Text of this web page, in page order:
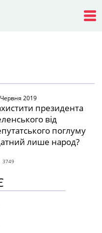
2019
президента
від
поглуму
лише народ?
3749